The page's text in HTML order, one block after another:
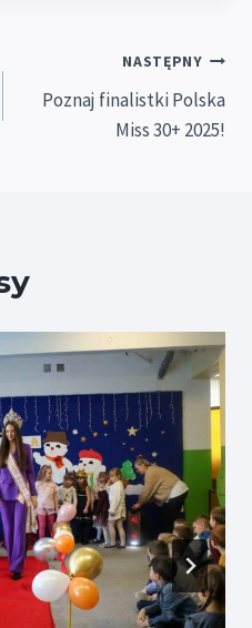
NASTĘPNY
Poznaj finalistki Polska
Miss 30+ 2025!